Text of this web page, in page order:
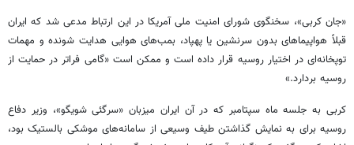
«جان کربی»، سخنگوی شورای امنیت ملی آمریکا در این ارتباط مدعی شد که ایران
قبلاً هواپیماهای بدون سرنشین یا پهپاد، بمب‌های هوایی هدایت شونده و مهمات
توپخانه‌ای در اختیار روسیه قرار داده است و ممکن است «گامی فراتر در حمایت از
روسیه بردارد.»
کربی به جلسه ماه سپتامبر که در آن ایران میزبان «سرگئی شویگو»، وزیر دفاع
روسیه برای به نمایش گذاشتن طیف وسیعی از سامانه‌های موشکی بالستیک بود،